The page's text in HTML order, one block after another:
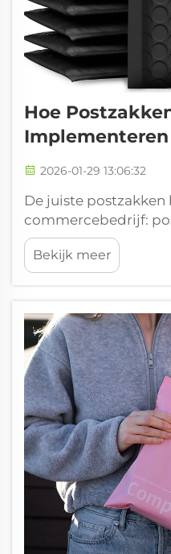
Hoe
Implementeren
2026-01-29 13:06:32
De juiste postzakken
commercebedrijf:
op
verzendvolume. Bij
postzakken is het
producten, de
volume aan
verzonden…
Bekijk meer